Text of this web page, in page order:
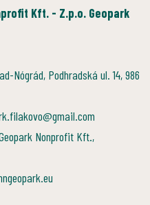
Kft. - Z.p.o. Geopark
Nógrád, Podhradská ul. 14, 986
Nonprofit Kft.,